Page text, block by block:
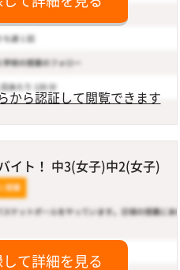
から認証して閲覧できます
イト！ 中3(女子)中2(女子)
て詳細を見る